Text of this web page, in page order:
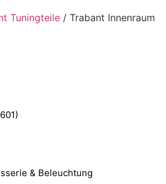
Tuningteile / Trabant Innenraum
& Beleuchtung